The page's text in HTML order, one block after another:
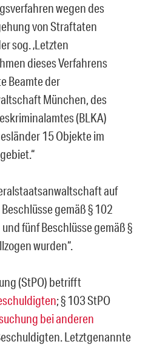
wegen des
von Straftaten
sog. ‚Letzten
dieses Verfahrens
Beamte der
München, des
(BLKA)
15 Objekte im
auf
gemäß § 102
fünf Beschlüsse gemäß §
wurden“.
(StPO) betrifft
; § 103 StPO
bei anderen
Letztgenannte